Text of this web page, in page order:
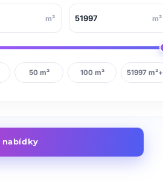
m² m²
50 m² 100 m² 51997 m²+
nabídky